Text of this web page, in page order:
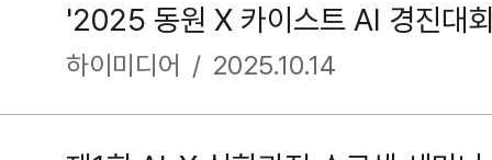
'2025 동원 X 카이스트 AI 경진대
하이미디어 / 2025.10.14